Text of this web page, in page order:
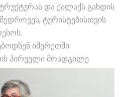
და ქალაქს გახდის
ტურისტებისთვის
იმერეთში
პირველი მოადგილე